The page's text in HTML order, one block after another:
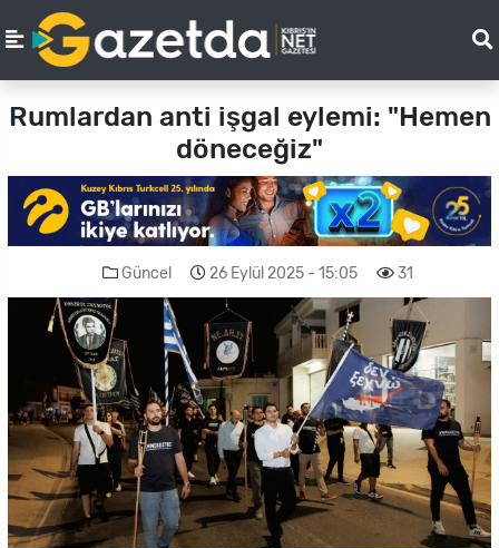
Rumlardan anti işgal eylemi: "Hemen
döneceğiz"
Güncel 26 Eylül 2025 - 15:05 31